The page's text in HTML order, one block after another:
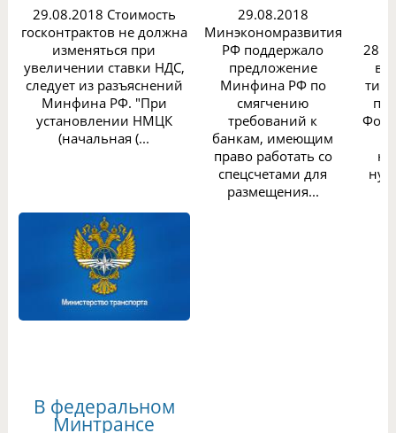
29.08.2018 Стоимость
госконтрактов не должна
изменяться при
увеличении ставки НДС,
следует из разъяснений
Минфина РФ. "При
установлении НМЦК
(начальная (...
29.08.2018
Минэкономразвития
РФ поддержало
предложение
Минфина РФ по
смягчению
требований к
банкам, имеющим
право работать со
спецсчетами для
размещения...
В федеральном
Минтрансе